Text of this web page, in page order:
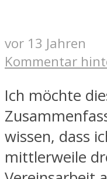
vor 13 Jahren
Kommentar
Ich möchte
wissen, dass
mittlerweile